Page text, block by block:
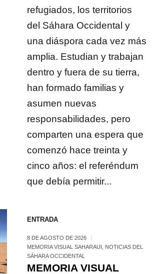
refugiados, los territorios
del Sáhara Occidental y
una diáspora cada vez más
amplia. Estudian y trabajan
dentro y fuera de su tierra,
han formado familias y
asumen nuevas
responsabilidades, pero
comparten una espera que
comenzó hace treinta y
cinco años: el referéndum
que debía permitir...
ENTRADA
8 DE AGOSTO DE 2026
MEMORIA VISUAL SAHARAUI
NOTICIAS DEL
SÁHARA OCCIDENTAL
MEMORIA VISUAL